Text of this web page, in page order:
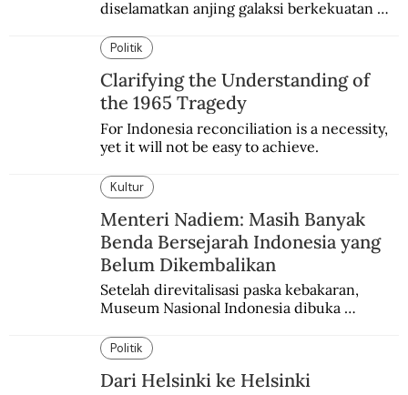
diselamatkan anjing galaksi berkekuatan
si martir antariksa Soviet.
Politik
Clarifying the Understanding of
the 1965 Tragedy
For Indonesia reconciliation is a necessity,
yet it will not be easy to achieve.
Kultur
Menteri Nadiem: Masih Banyak
Benda Bersejarah Indonesia yang
Belum Dikembalikan
Setelah direvitalisasi paska kebakaran,
Museum Nasional Indonesia dibuka
Pameran Repatriasi 2024.
Politik
Dari Helsinki ke Helsinki